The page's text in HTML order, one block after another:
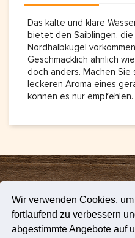
Wir verwenden Cookies,
fortlaufend zu verbessern
abgestimmte Angebote auf
Das kalte und klare
bietet den Saiblingen,
Nordhalbkugel
Geschmacklich ähnlich
doch anders. Machen Sie
leckeren Aroma eines
können es nur empfehlen.